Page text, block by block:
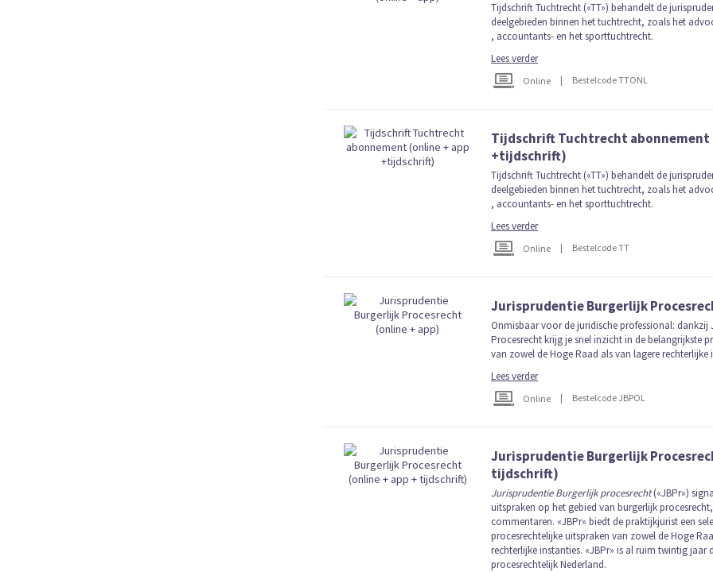
Tijdschrift Tuchtrecht («TT») behandelt de
deelgebieden binnen het tuchtrecht, zoals het
, accountants- en het sporttuchtrecht.
Lees verder
Online | Bestelcode TTONL
Tijdschrift Tuchtrecht abonnement
+tijdschrift)
Tijdschrift Tuchtrecht («TT») behandelt de
deelgebieden binnen het tuchtrecht, zoals het
, accountants- en het sporttuchtrecht.
Lees verder
Online | Bestelcode TT
Jurisprudentie Burgerlijk
Onmisbaar voor de juridische professional: dankzij
Procesrecht krijg je snel inzicht in de belangrijkste
van zowel de Hoge Raad als van lagere rechterlijke
Lees verder
Online | Bestelcode JBPOL
Jurisprudentie Burgerlijk
tijdschrift)
Jurisprudentie Burgerlijk procesrecht(«JBPr»)
uitspraken op het gebied van burgerlijk
commentaren. «JBPr» biedt de praktijkjurist een
procesrechtelijke uitspraken van zowel de Hoge
rechterlijke instanties. «JBPr» is al ruim twintig jaar
procesrechtelijk Nederland.